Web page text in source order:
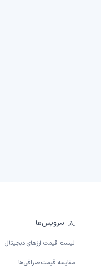
سرویس‌ها
لیست قیمت ارزهای دیجیتال
مقایسه قیمت صرافی‌ها